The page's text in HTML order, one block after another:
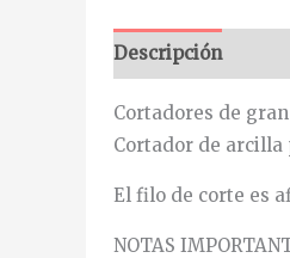
Descripción
Cortadores de
Cortador de arcilla
El filo de corte es
NOTAS